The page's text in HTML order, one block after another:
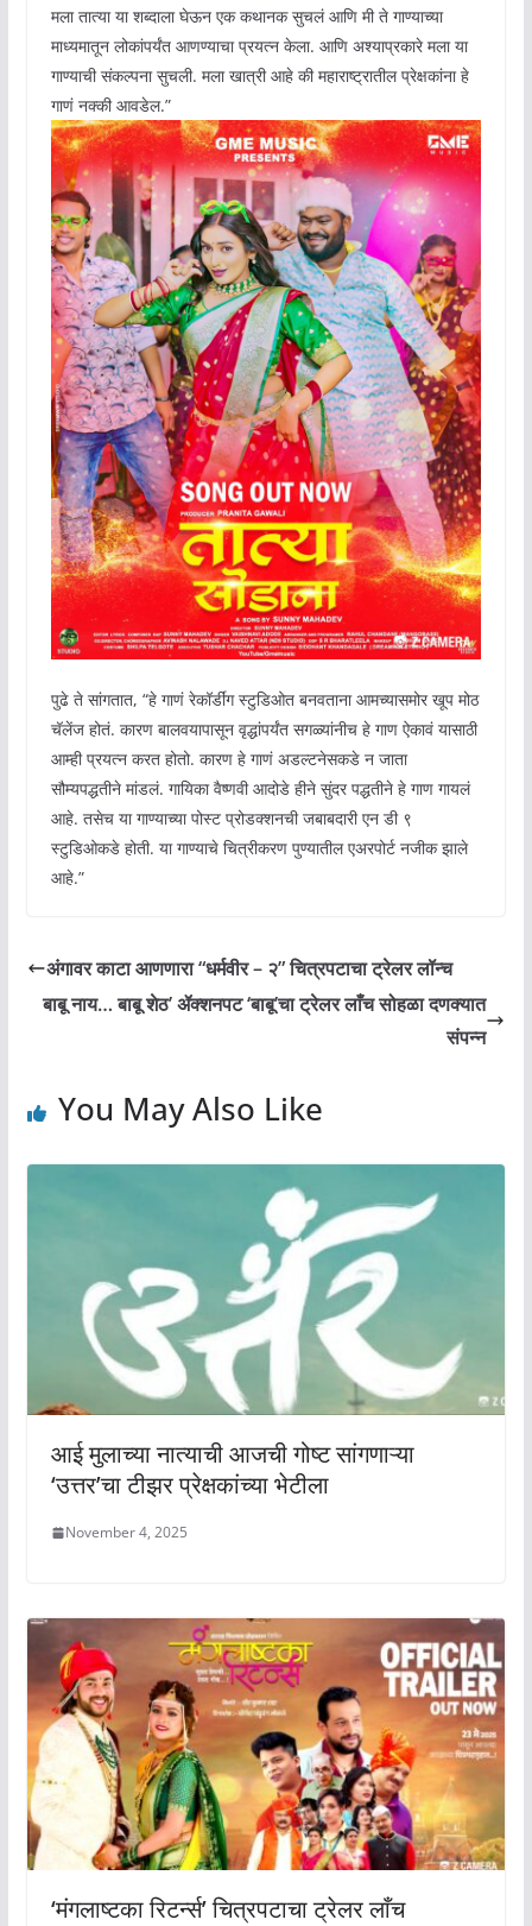
मला तात्या या शब्दाला घेऊन एक कथानक सुचलं आणि मी ते गाण्याच्या
माध्यमातून लोकांपर्यंत आणण्याचा प्रयत्न केला. आणि अश्याप्रकारे मला या
गाण्याची संकल्पना सुचली. मला खात्री आहे की महाराष्ट्रातील प्रेक्षकांना हे
गाणं नक्की आवडेल.”
पुढे ते सांगतात, “हे गाणं रेकॉर्डींग स्टुडिओत बनवताना आमच्यासमोर खूप मोठ
चॅलेंज होतं. कारण बालवयापासून वृद्धांपर्यंत सगळ्यांनीच हे गाण ऐकावं यासाठी
आम्ही प्रयत्न करत होतो. कारण हे गाणं अडल्टनेसकडे न जाता
सौम्यपद्धतीने मांडलं. गायिका वैष्णवी आदोडे हीने सुंदर पद्धतीने हे गाण गायलं
आहे. तसेच या गाण्याच्या पोस्ट प्रोडक्शनची जबाबदारी एन डी ९
स्टुडिओकडे होती. या गाण्याचे चित्रीकरण पुण्यातील एअरपोर्ट नजीक झाले
आहे.”
अंगावर काटा आणणारा “धर्मवीर – २” चित्रपटाचा ट्रेलर लॉन्च
बाबू नाय… बाबू शेठ’ ॲक्शनपट ‘बाबू’चा ट्रेलर लाँच सोहळा दणक्यात
संपन्न
You May Also Like
आई मुलाच्या नात्याची आजची गोष्ट सांगणाऱ्या
‘उत्तर’चा टीझर प्रेक्षकांच्या भेटीला
November 4, 2025
‘मंगलाष्टका रिटर्न्स’ चित्रपटाचा ट्रेलर लाँच